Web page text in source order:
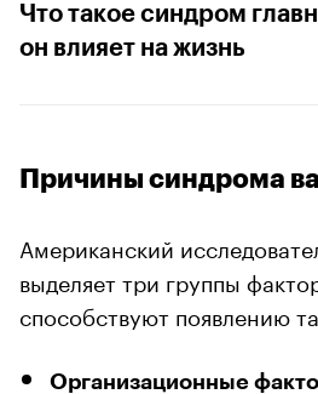
Что такое синдром
он влияет на жизнь
Причины синдрома
Американский
выделяет три группы
способствуют появлению
Организационные